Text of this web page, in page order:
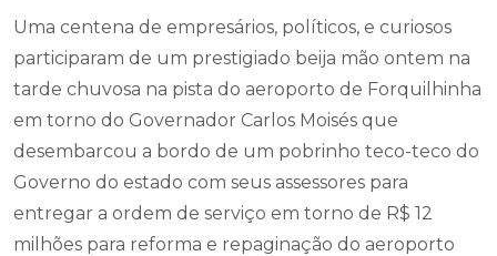
Uma centena de empresários, políticos, e curiosos
participaram de um prestigiado beija mão ontem na
tarde chuvosa na pista do aeroporto de Forquilhinha
em torno do Governador Carlos Moisés que
desembarcou a bordo de um pobrinho teco-teco do
Governo do estado com seus assessores para
entregar a ordem de serviço em torno de R$ 12
milhões para reforma e repaginação do aeroporto